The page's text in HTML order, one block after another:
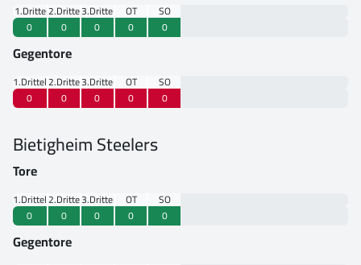
1.Drittel2.Drittel3.Drittel OT
SO
0
0 0 0 0
Gegentore
1.Drittel2.Drittel3.Drittel OT
SO
0
0 0 0 0
Bietigheim Steelers
Tore
1.Drittel2.Drittel3.Drittel OT
SO
0
0 0 0 0
Gegentore